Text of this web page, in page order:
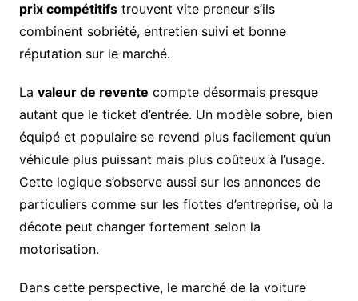
prix compétitifstrouvent vite preneur s’ils
combinent sobriété, entretien suivi et bonne
réputation sur le marché.
La valeur de revente compte désormais presque
autant que le ticket d’entrée. Un modèle sobre, bien
équipé et populaire se revend plus facilement qu’un
véhicule plus puissant mais plus coûteux à l’usage.
Cette logique s’observe aussi sur les annonces de
particuliers comme sur les flottes d’entreprise, où la
décote peut changer fortement selon la
motorisation.
Dans cette perspective, le marché de la voiture